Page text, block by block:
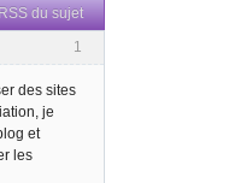
du sujet
1
des sites
je
et
les